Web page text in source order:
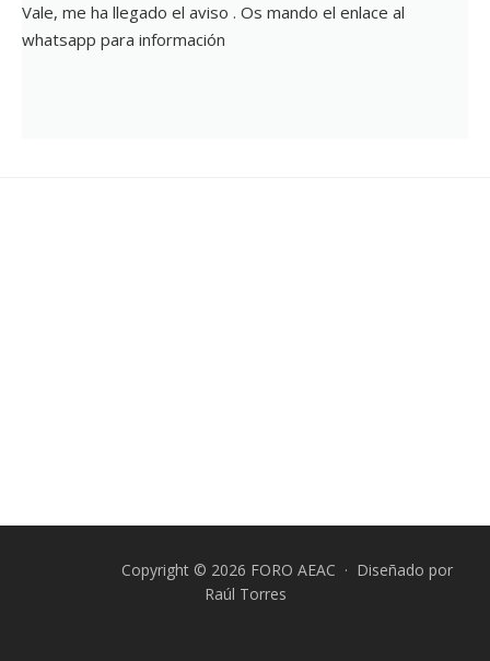
Vale, me ha llegado el aviso . Os mando el enlace al
whatsapp para información
Copyright © 2026 FORO AEAC · Diseñado por
Raúl Torres